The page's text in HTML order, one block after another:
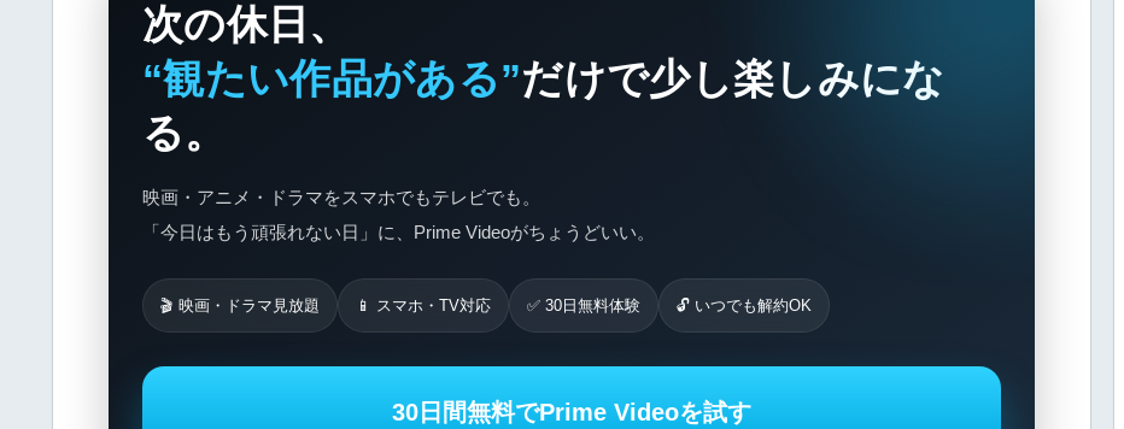
次の休日、
“観たい作品がある”だけで少し楽しみにな
る。
映画・アニメ・ドラマをスマホでもテレビでも。
「今日はもう頑張れない日」に、Prime Videoがちょうどいい。
🎬 映画・ドラマ見放題 📱 スマホ・TV対応 ✅ 30日無料体験 🔓 いつでも解約OK
30日間無料でPrime Videoを試す